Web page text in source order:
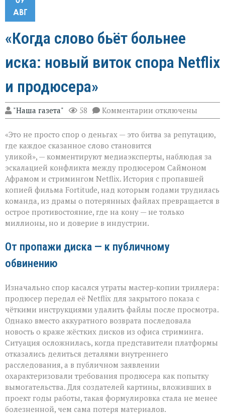
АВГ
«Когда слово бьёт больнее
иска: новый виток спора Netflix
и продюсера»
"Наша газета" 58 Комментарии к
записи
слово
больнее
иска:
новый
виток
спора
Netflix
и
продюсера»
отключены
«Это не просто спор о деньгах — это битва за репутацию,
где каждое сказанное слово становится
уликой», — комментируют медиаэксперты, наблюдая за
эскалацией конфликта между продюсером Саймоном
Афрамом и стримингом Netflix. История с пропавшей
копией фильма Fortitude, над которым годами трудилась
команда, из драмы о потерянных файлах превращается в
острое противостояние, где на кону — не только
миллионы, но и доверие в индустрии.
От пропажи диска — к публичному
обвинению
Изначально спор касался утраты мастер‑копии триллера:
продюсер передал её Netflix для закрытого показа с
чёткими инструкциями удалить файлы после просмотра.
Однако вместо аккуратного возврата последовала
новость о краже жёстких дисков из офиса стриминга.
Ситуация осложнилась, когда представители платформы
отказались делиться деталями внутреннего
расследования, а в публичном заявлении
охарактеризовали требования продюсера как попытку
вымогательства. Для создателей картины, вложивших в
проект годы работы, такая формулировка стала не менее
болезненной, чем сама потеря материалов.